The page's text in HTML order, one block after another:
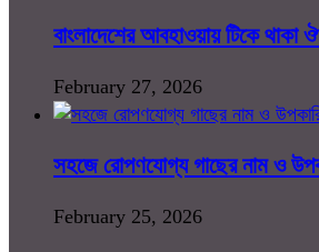
বাংলাদেশের আবহাওয়ায় টিকে থাকা
February 27, 2026
সহজে রোপণযোগ্য গাছের নাম ও
February 25, 2026